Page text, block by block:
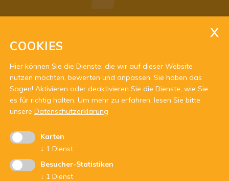
oder nach telefonischer Vereinbarung
Mit Unterstützung von:
COOKIES
Hier können Sie die Dienste, die wir auf dieser Website
nutzen möchten, bewerten und anpassen. Sie haben das
Sagen! Aktivieren oder deaktivieren Sie die Dienste, wie Sie
es für richtig halten. Um mehr zu erfahren, lesen Sie bitte
unsere Datenschutzerklärung
Karten
↓ 1 Dienst
Besucher-Statistiken
↓ 1 Dienst